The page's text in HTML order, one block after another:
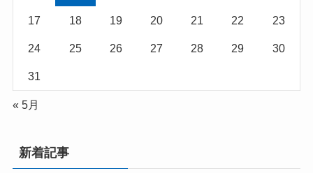
17 18 19 20 21 22 23
24 25 26 27 28 29 30
31
« 5月
新着記事